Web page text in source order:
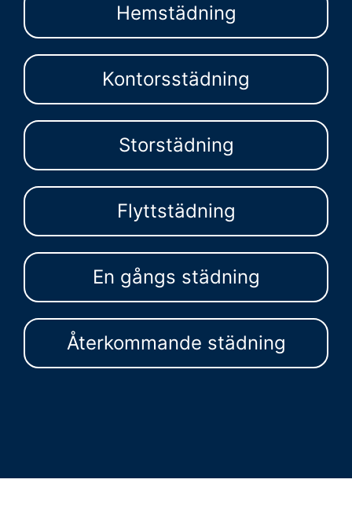
Hemstädning
Kontorsstädning
Storstädning
Flyttstädning
En gångs städning
Återkommande städning